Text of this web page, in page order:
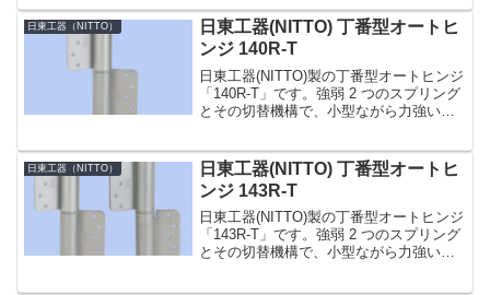
プリングヒンジとダンバーヒンジの各
1...
日東工器（NITTO）
日東工器(NITTO) 丁番型オートヒ
ンジ 140R-T
日東工器(NITTO)製の丁番型オートヒンジ
「140R-T」です。強弱 2 つのスプリング
とその切替機構で、小型ながら力強い閉
プしています。その中でも「140T」型...
日東工器（NITTO）
日東工器(NITTO) 丁番型オートヒ
ンジ 143R-T
日東工器(NITTO)製の丁番型オートヒンジ
「143R-T」です。強弱 2 つのスプリング
とその切替機構で、小型ながら力強い閉